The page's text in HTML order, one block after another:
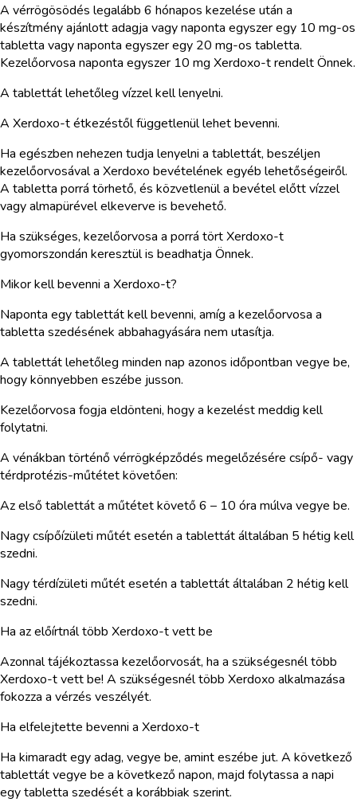
A vérrögösödés legalább 6 hónapos kezelése után a
készítmény ajánlott adagja vagy naponta egyszer egy 10 mg-os
tabletta vagy naponta egyszer egy 20 mg-os tabletta.
Kezelőorvosa naponta egyszer 10 mg Xerdoxo-t rendelt Önnek.
A tablettát lehetőleg vízzel kell lenyelni.
A Xerdoxo-t étkezéstől függetlenül lehet bevenni.
Ha egészben nehezen tudja lenyelni a tablettát, beszéljen
kezelőorvosával a Xerdoxo bevételének egyéb lehetőségeiről.
A tabletta porrá törhető, és közvetlenül a bevétel előtt vízzel
vagy almapürével elkeverve is bevehető.
Ha szükséges, kezelőorvosa a porrá tört Xerdoxo-t
gyomorszondán keresztül is beadhatja Önnek.
Mikor kell bevenni a Xerdoxo-t?
Naponta egy tablettát kell bevenni, amíg a kezelőorvosa a
tabletta szedésének abbahagyására nem utasítja.
A tablettát lehetőleg minden nap azonos időpontban vegye be,
hogy könnyebben eszébe jusson.
Kezelőorvosa fogja eldönteni, hogy a kezelést meddig kell
folytatni.
A vénákban történő vérrögképződés megelőzésére csípő- vagy
térdprotézis-műtétet követően:
Az első tablettát a műtétet követő 6 – 10 óra múlva vegye be.
Nagy csípőízületi műtét esetén a tablettát általában 5 hétig kell
szedni.
Nagy térdízületi műtét esetén a tablettát általában 2 hétig kell
szedni.
Ha az előírtnál több Xerdoxo-t vett be
Azonnal tájékoztassa kezelőorvosát, ha a szükségesnél több
Xerdoxo-t vett be! A szükségesnél több Xerdoxo alkalmazása
fokozza a vérzés veszélyét.
Ha elfelejtette bevenni a Xerdoxo-t
Ha kimaradt egy adag, vegye be, amint eszébe jut. A következő
tablettát vegye be a következő napon, majd folytassa a napi
egy tabletta szedését a korábbiak szerint.